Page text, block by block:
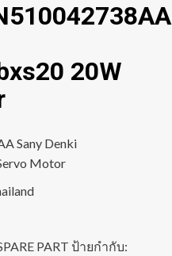
20W
Sany Denki
Motor
PART ป้ายกำกับ: